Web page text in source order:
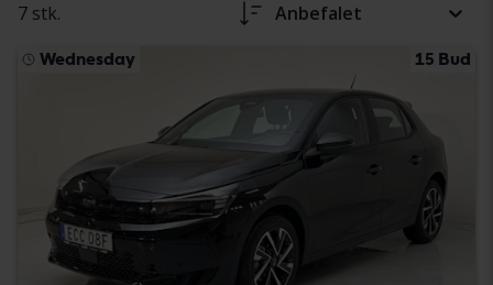
7 stk. Anbefalet
Wednesday 15 Bud